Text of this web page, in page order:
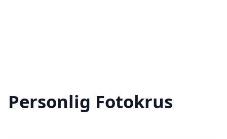
Personlig Fotokrus